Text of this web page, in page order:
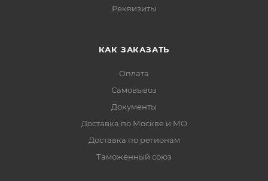
Реквизиты
КАК ЗАКАЗАТЬ
Оплата
Самовывоз
Документы
Доставка по Москве и МО
Доставка по регионам
Таможенный союз